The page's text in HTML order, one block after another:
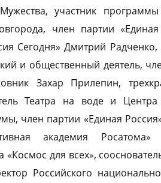
участник
член партии «Единая
Сегодня» Дмитрий Радченко,
и общественный деятель,
Захар Прилепин,
Театра на воде и
член партии «Единая
академия
для всех»,
Российского